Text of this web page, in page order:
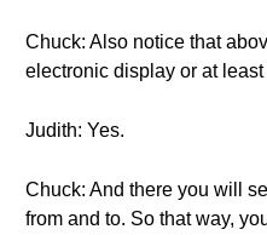
Chuck: Also notice that
electronic display or at
Judith: Yes.
Chuck: And there you will
from and to. So that way,